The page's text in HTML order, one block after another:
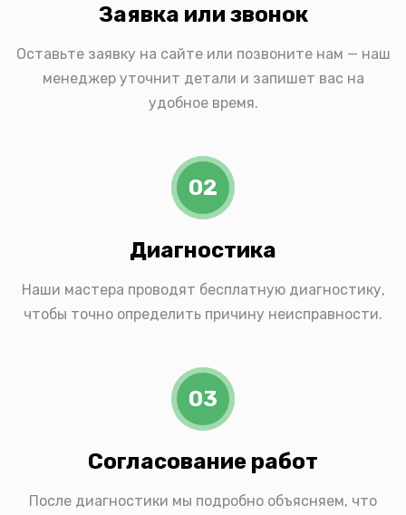
Заявка или звонок
Оставьте заявку на сайте или позвоните нам — наш
менеджер уточнит детали и запишет вас на
удобное время.
02
Диагностика
Наши мастера проводят бесплатную диагностику,
чтобы точно определить причину неисправности.
03
Согласование работ
После диагностики мы подробно объясняем, что